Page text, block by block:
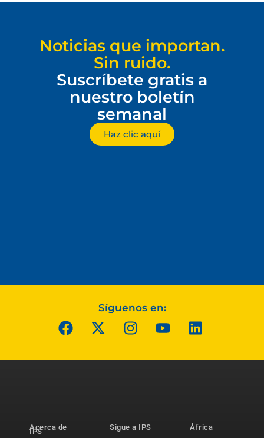
Noticias que importan.
Sin ruido.
Suscríbete gratis a
nuestro boletín
semanal
Haz clic aquí
Síguenos en:
Acerca de
IPS
Sigue a IPS
África